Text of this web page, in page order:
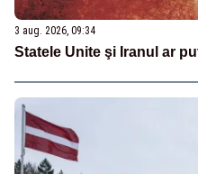
3 aug. 2026, 09:34
Statele Unite şi Iranul ar